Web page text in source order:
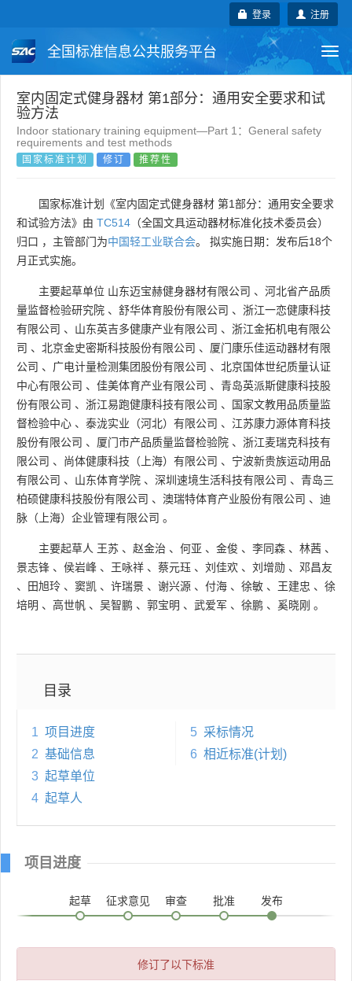
注册
登录
全国标准信息公共服务平台
国家标准 行业标准 地方标准
团体标准 企业标准 国际标准
室内固定式健身器材 第1部分：通用安全要求和试
验方法
Indoor stationary training equipment—Part 1：General safety
requirements and test methods
国家标准计划 修订 推荐性
国家标准计划《室内固定式健身器材 第1部分：通用安全要求
和试验方法》由 TC514 （全国文具运动器材标准化技术委员会）
归口 ，主管部门为中国轻工业联合会。 拟实施日期：发布后18个
月正式实施。
主要起草单位 山东迈宝赫健身器材有限公司 、 河北省产品质
量监督检验研究院 、 舒华体育股份有限公司 、 浙江一恋健康科技
有限公司 、 山东英吉多健康产业有限公司 、 浙江金拓机电有限公
司 、 北京金史密斯科技股份有限公司 、 厦门康乐佳运动器材有限
公司 、 广电计量检测集团股份有限公司 、 北京国体世纪质量认证
中心有限公司 、 佳美体育产业有限公司 、 青岛英派斯健康科技股
份有限公司 、 浙江易跑健康科技有限公司 、
国家文教用品质量监
督检验中心 、 泰泷实业（河北）有限公司 、 江苏康力源体育科技
股份有限公司 、 厦门市产品质量监督检验院 、 浙江麦瑞克科技有
限公司 、 尚体健康科技（上海）有限公司 、 宁波新贵族运动用品
有限公司 、 山东体育学院 、 深圳速境生活科技有限公司 、 青岛三
柏硕健康科技股份有限公司 、 澳瑞特体育产业股份有限公司 、 迪
脉（上海）企业管理有限公司 。
主要起草人 王苏 、 赵金治 、 何亚 、 金俊 、 李同森 、 林茜 、
景志锋 、 侯岩峰 、 王咏祥 、 蔡元珏 、 刘佳欢 、 刘增勋 、 邓昌友
、
田旭玲 、 窦凯 、 许瑞景 、 谢兴源 、 付海 、 徐敏 、 王建忠 、 徐
培明 、 高世帆 、 吴智鹏 、 郭宝明 、 武爱军 、 徐鹏 、 奚晓刚 。
目录
1 项目进度
2 基础信息
3 起草单位
4 起草人
5 采标情况
6 相近标准(计划)
项目进度
起草 征求意见 审查 批准 发布
修订了以下标准